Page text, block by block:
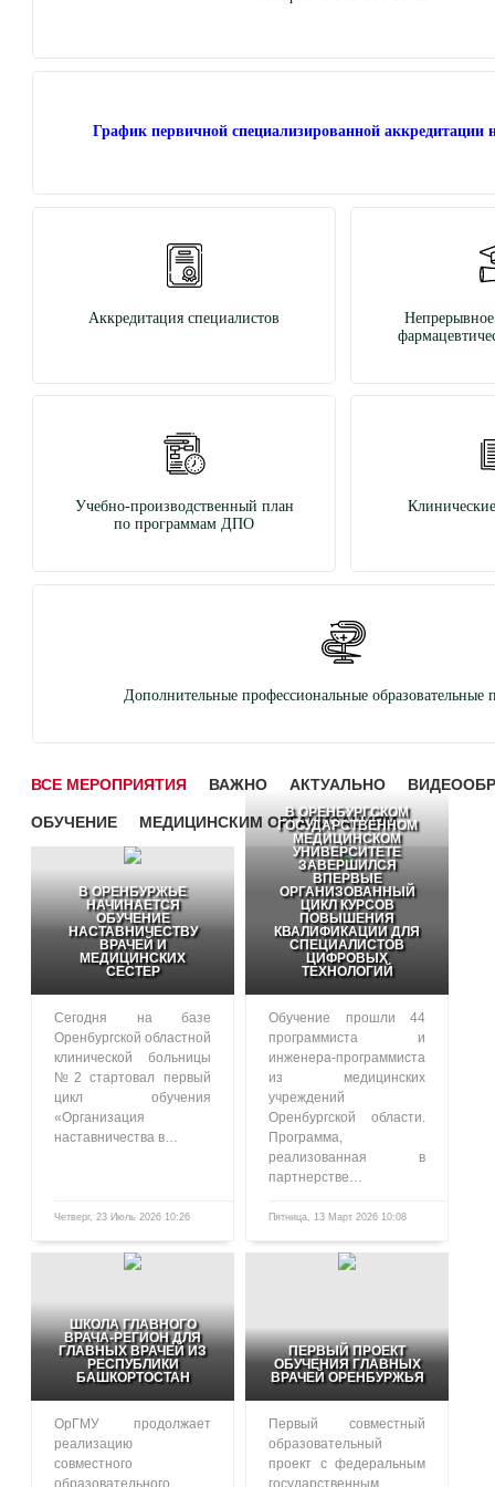
График первичной специализированной аккредитации
Аккредитация специалистов
Учебно-производственный план
по программам ДПО
Дополнительные профессиональные образовательные
ВСЕ МЕРОПРИЯТИЯ ВАЖНО АКТУАЛЬНО
ОБУЧЕНИЕ МЕДИЦИНСКИМ ОРГАНИЗАЦИЯМ
В ОРЕНБУРЖЬЕ
НАЧИНАЕТСЯ
ОБУЧЕНИЕ
НАСТАВНИЧЕСТВУ
ВРАЧЕЙ И
МЕДИЦИНСКИХ
СЕСТЕР
Сегодня на базе
Оренбургской областной
клинической больницы
№2 стартовал первый
цикл обучения
«Организация
наставничества в…
Четверг, 23 Июль 2026 10:26
В ОРЕНБУРГСКОМ
ГОСУДАРСТВЕННОМ
МЕДИЦИНСКОМ
УНИВЕРСИТЕТЕ
ЗАВЕРШИЛСЯ
ВПЕРВЫЕ
ОРГАНИЗОВАННЫЙ
ЦИКЛ КУРСОВ
ПОВЫШЕНИЯ
КВАЛИФИКАЦИИ ДЛЯ
СПЕЦИАЛИСТОВ
ЦИФРОВЫХ
ТЕХНОЛОГИЙ
Обучение прошли 44
программиста и
инженера-программиста
из медицинских
учреждений
Оренбургской области.
Программа,
реализованная в
партнерстве…
Пятница, 13 Март 2026 10:08
ШКОЛА ГЛАВНОГО
ВРАЧА-РЕГИОН ДЛЯ
ГЛАВНЫХ ВРАЧЕЙ ИЗ
РЕСПУБЛИКИ
БАШКОРТОСТАН
ОрГМУ продолжает
реализацию
совместного
ПЕРВЫЙ ПРОЕКТ
ОБУЧЕНИЯ ГЛАВНЫХ
ВРАЧЕЙ ОРЕНБУРЖЬЯ
Первый совместный
образовательный
проект с федеральным